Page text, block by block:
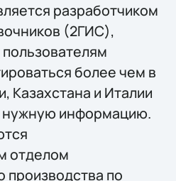
разработчиком
(2ГИС),
более чем в
Казахстана и Италии
нужную информацию.
отделом
производства по